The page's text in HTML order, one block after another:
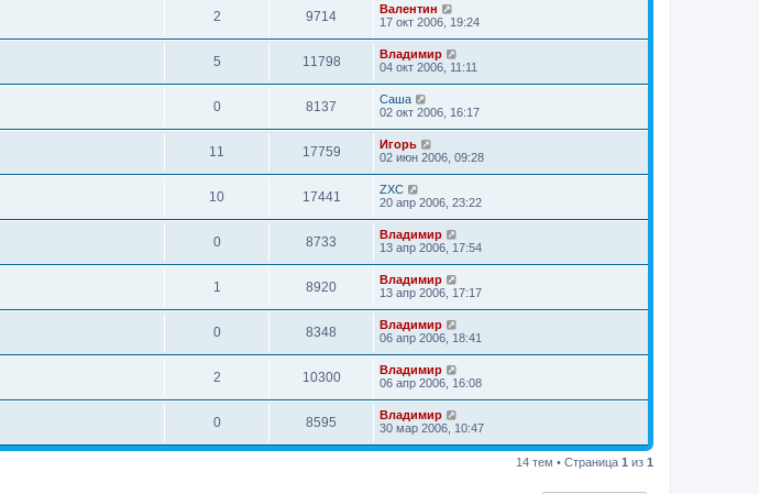
2 9714
Валентин
17 окт 2006, 19:24
5 11798
Владимир
04 окт 2006, 11:11
0 8137
Саша
02 окт 2006, 16:17
11 17759
Игорь
02 июн 2006, 09:28
10 17441
ZXC
20 апр 2006, 23:22
0 8733
Владимир
13 апр 2006, 17:54
1 8920
Владимир
13 апр 2006, 17:17
0 8348
Владимир
06 апр 2006, 18:41
2 10300
Владимир
06 апр 2006, 16:08
0 8595
Владимир
30 мар 2006, 10:47
14 тем • Страница 1 из 1